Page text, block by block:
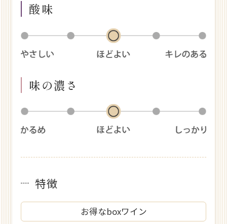
酸味
味の濃さ
特徴
お得なboxワイン